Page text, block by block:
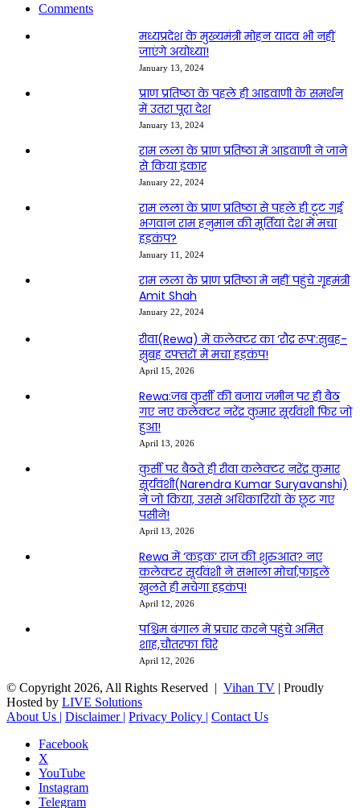
Comments
मध्यप्रदेश के मुख्यमंत्री मोहन यादव भी नहीं
जाएंगे अयोध्या!
January 13, 2024
प्राण प्रतिष्ठा के पहले ही आडवाणी के समर्थन
में उतरा पूरा देश
January 13, 2024
राम लला के प्राण प्रतिष्ठा में आडवाणी ने जाने
से किया इंकार
January 22, 2024
राम लला के प्राण प्रतिष्ठा से पहले ही टूट गई
भगवान राम हनुमान की मूर्तियां देश में मचा
हड़कंप?
January 11, 2024
राम लला के प्राण प्रतिष्ठा में नहीं पहुंचे गृहमंत्री
Amit Shah
January 22, 2024
रीवा(Rewa) में कलेक्टर का ‘रौद्र रूप’:सुबह-
सुबह दफ्तरों में मचा हड़कंप!
April 15, 2026
Rewa:जब कुर्सी की बजाय जमीन पर ही बैठ
गए नए कलेक्टर नरेंद्र कुमार सूर्यवंशी फिर जो
हुआ!
April 13, 2026
कुर्सी पर बैठते ही रीवा कलेक्टर नरेंद्र कुमार
सूर्यवंशी(Narendra Kumar Suryavanshi)
ने जो किया, उससे अधिकारियों के छूट गए
पसीने!
April 13, 2026
Rewa में ‘कड़क’ राज की शुरुआत? नए
कलेक्टर सूर्यवंशी ने संभाला मोर्चा,फाइलें
खुलते ही मचेगा हड़कंप!
April 12, 2026
पश्चिम बंगाल में प्रचार करने पहुंचे अमित
शाह,चौतरफा घिरे
April 12, 2026
© Copyright 2026, All Rights Reserved | Vihan TV | Proudly
Hosted by LIVE Solutions
About Us | Disclaimer | Privacy Policy | Contact Us
Facebook
X
YouTube
Instagram
Telegram